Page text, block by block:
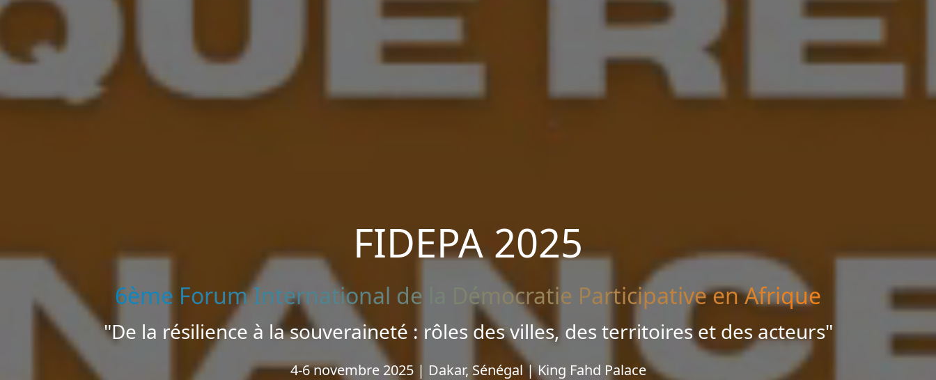
FIDEPA 2025
6ème Forum International de la Démocratie Participative en Afrique
"De la résilience à la souveraineté : rôles des villes, des territoires et des acteurs"
4-6 novembre 2025 | Dakar, Sénégal | King Fahd Palace